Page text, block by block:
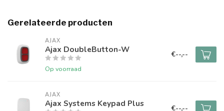
Gerelateerde producten
AJAX
Ajax DoubleButton-W
Op voorraad
€--,--
AJAX
Ajax Systems Keypad Plus €--,--